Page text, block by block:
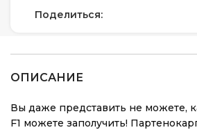
Поделиться:
ОПИСАНИЕ
Вы даже представить не можете,
F1 можете заполучить!